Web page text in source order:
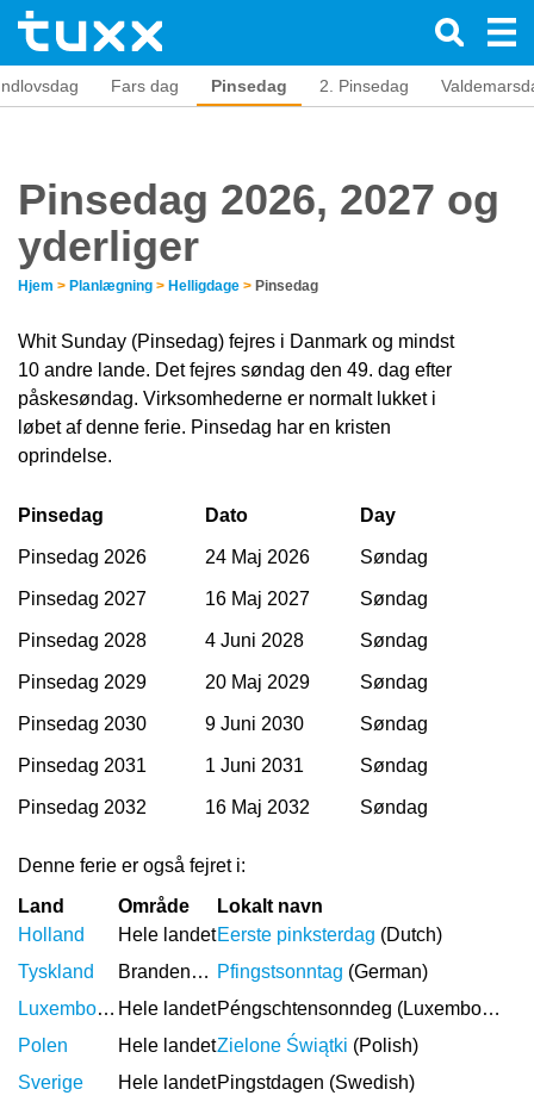
Fars dag Pinsedag 2. Pinsedag
Pinsedag 2026, 2027 og
yderliger
Hjem > Planlægning > Helligdage > Pinsedag
Whit Sunday (Pinsedag) fejres i Danmark og mindst
10 andre lande. Det fejres søndag den 49. dag efter
påskesøndag. Virksomhederne er normalt lukket i
løbet af denne ferie. Pinsedag har en kristen
oprindelse.
Pinsedag Dato Day
Pinsedag 2026 24 Maj 2026 Søndag
Pinsedag 2027 16 Maj 2027 Søndag
Pinsedag 2028 4 Juni 2028 Søndag
Pinsedag 2029 20 Maj 2029 Søndag
Pinsedag 2030 9 Juni 2030 Søndag
Pinsedag 2031 1 Juni 2031 Søndag
Pinsedag 2032 16 Maj 2032 Søndag
Denne ferie er også fejret i:
Land
Område
Lokalt navn
Holland
Hele landet Eerste pinksterdag (Dutch)
Tyskland
Brandenburg Pfingstsonntag (German)
Luxembourg Hele landet
Péngschtensonndeg (Luxembourgish)
Polen
Hele landetZielone Świątki (Polish)
Sverige
Hele landet Pingstdagen (Swedish)